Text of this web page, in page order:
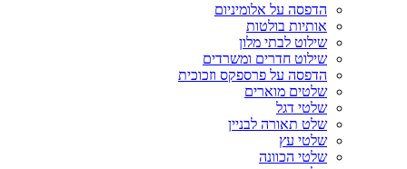
הדפסה על אלומיניום
אותיות בולטות
שילוט לבתי מלון
שילוט חדרים ומשרדים
הדפסה על פרספקס וזכוכית
שלטים מוארים
שלטי דגל
שלט תאורה לבניין
שלטי עץ
שלטי הכוונה